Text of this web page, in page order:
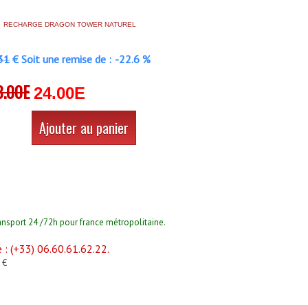
RECHARGE DRAGON TOWER NATUREL
€ Soit une remise de : -22.6 %
24.00E
Ajouter au panier
24 /72h pour france métropolitaine.
: (+33) 06.60.61.62.22.
€